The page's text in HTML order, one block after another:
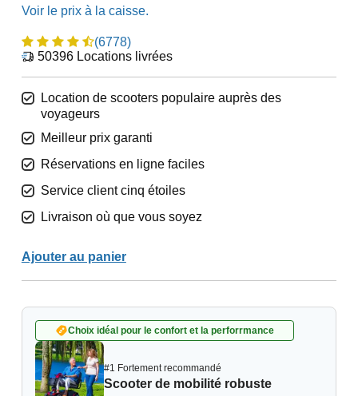
(6778)
50396Locations livrées
Location de scooters populaire auprès des
voyageurs
Meilleur prix garanti
Réservations en ligne faciles
Service client cinq étoiles
Livraison où que vous soyez
Ajouter au panier
Choix idéal pour le confort et la perforrmance
#1 Fortement recommandé
Scooter de mobilité robuste